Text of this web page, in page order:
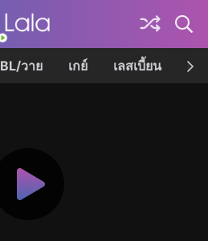
BL/วาย เกย์ เลสเบี้ยน เค